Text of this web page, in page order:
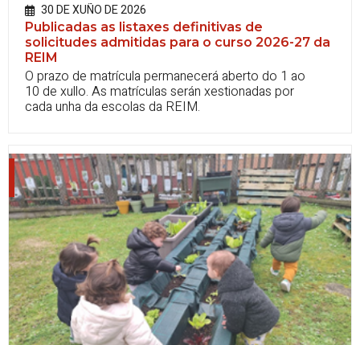
30 DE XUÑO DE 2026
Publicadas as listaxes definitivas de
solicitudes admitidas para o curso 2026-27 da
REIM
O prazo de matrícula permanecerá aberto do 1 ao
10 de xullo. As matrículas serán xestionadas por
cada unha da escolas da REIM.